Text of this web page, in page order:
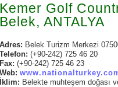
Kemer Golf
Belek, ANTALYA
Adres: Belek Turizm Merkezi
Telefon: (+90-242) 725 46 20
Fax: (+90-242) 725 46 23
Web:
İklim: Belekte muhteşem doğası